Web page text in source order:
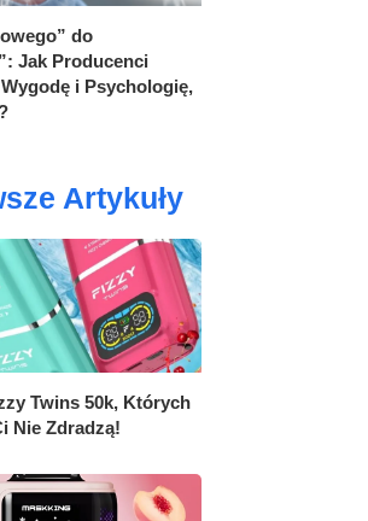
do
Jak Producenci
i Psychologię,
Artykuły
Twins 50k, Których
Nie Zdradzą!